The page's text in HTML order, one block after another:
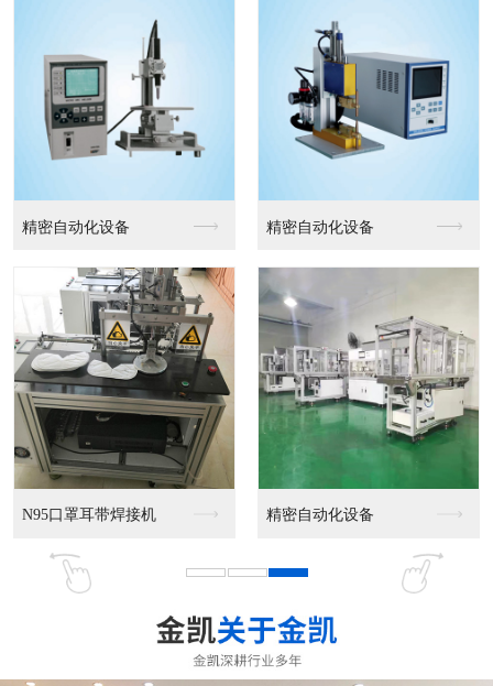
精密自动化设备 精密自动化设备
N95口罩耳带焊接机 精密自动化设备